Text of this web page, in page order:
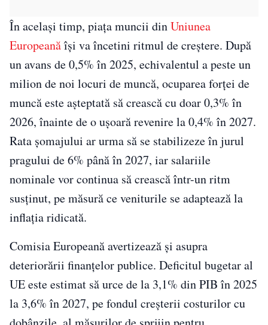
În acelaşi timp, piaţa muncii dinUniunea
Europeanăîşi va încetini ritmul de creştere. După
un avans de 0,5% în 2025, echivalentul a peste un
milion de noi locuri de muncă, ocuparea forţei de
muncă este aşteptată să crească cu doar 0,3% în
2026, înainte de o uşoară revenire la 0,4% în 2027.
Rata şomajului ar urma să se stabilizeze în jurul
pragului de 6% până în 2027, iar salariile
nominale vor continua să crească într-un ritm
susţinut, pe măsură ce veniturile se adaptează la
inflaţia ridicată.
Comisia Europeană avertizează şi asupra
deteriorării finanţelor publice. Deficitul bugetar al
UE este estimat să urce de la 3,1% din PIB în 2025
la 3,6% în 2027, pe fondul creşterii costurilor cu